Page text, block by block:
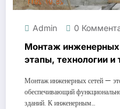
Admin 0
Монтаж
этапы, технологии и
Монтаж инженерных сетей —
обеспечивающий
зданий. К инженерным…